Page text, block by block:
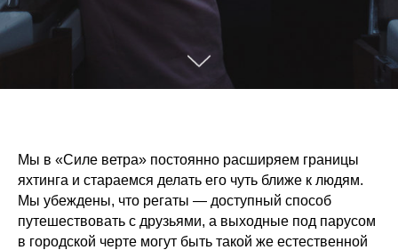
Мы в «Силе ветра» постоянно расширяем границы
яхтинга и стараемся делать его чуть ближе к людям.
Мы убеждены, что регаты — доступный способ
путешествовать с друзьями, а выходные под парусом
в городской черте могут быть такой же естественной